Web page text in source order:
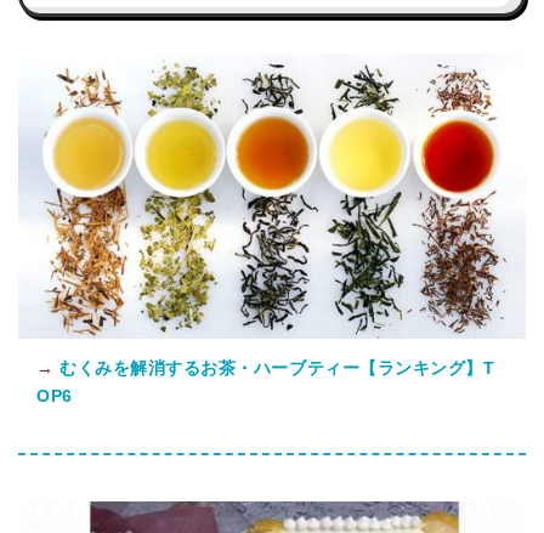
→ むくみを解消するお茶・ハーブティー【ランキング】T
OP6